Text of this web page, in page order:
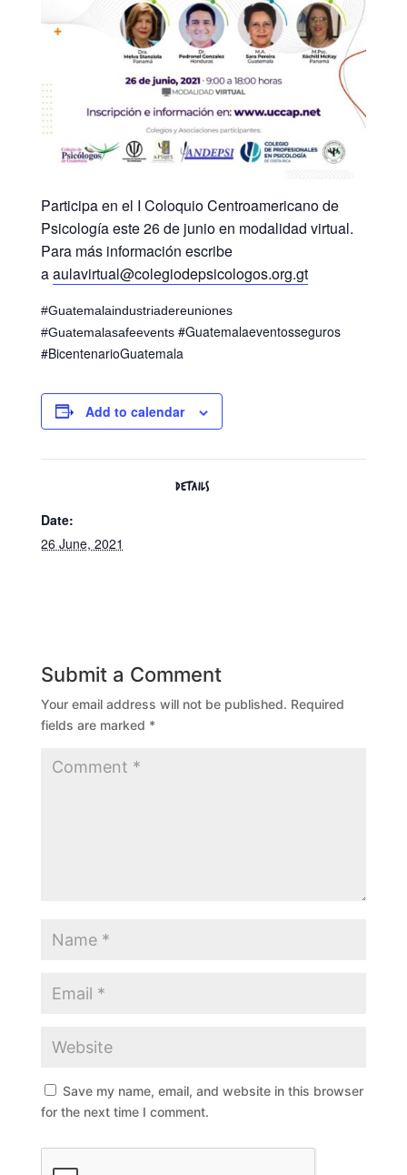
Participa en el I Coloquio Centroamericano de
Psicología este 26 de junio en modalidad virtual.
Para más información escribe
aaulavirtual@colegiodepsicologos.org.gt
#Guatemalaindustriadereuniones
#Guatemalasafeevents #Guatemalaeventosseguros
#BicentenarioGuatemala
Add to calendar
DETAILS
Date:
26 June, 2021
Submit a Comment
Your email address will not be published. Required
fields are marked *
Save my name, email, and website in this browser
for the next time I comment.